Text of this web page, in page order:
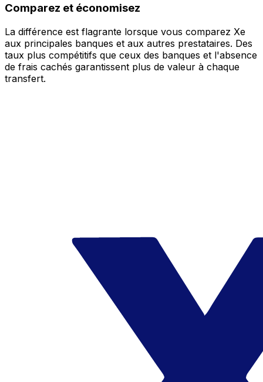
Comparez et économisez
La différence est flagrante lorsque vous comparez Xe
aux principales banques et aux autres prestataires. Des
taux plus compétitifs que ceux des banques et l'absence
de frais cachés garantissent plus de valeur à chaque
transfert.